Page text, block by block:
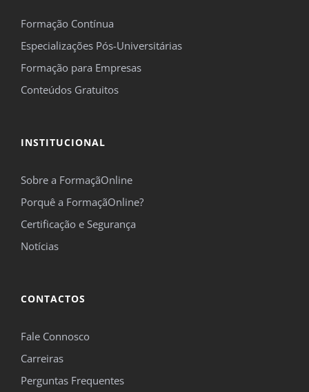
Formação Contínua
Especializações Pós-Universitárias
Formação para Empresas
Conteúdos Gratuitos
INSTITUCIONAL
Sobre a FormaçãOnline
Porquê a FormaçãOnline?
Certificação e Segurança
Notícias
CONTACTOS
Fale Connosco
Carreiras
Perguntas Frequentes